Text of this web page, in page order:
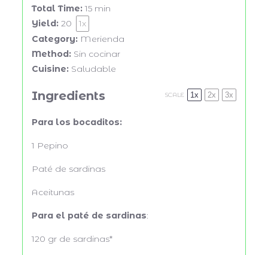
Total Time: 15 min
Yield: 20 1x
Category: Merienda
Method: Sin cocinar
Cuisine: Saludable
SCALE 1x 2x 3x
Ingredients
Para los bocaditos:
1 Pepino
Paté de sardinas
Aceitunas
Para el paté de sardinas:
120 gr de sardinas*